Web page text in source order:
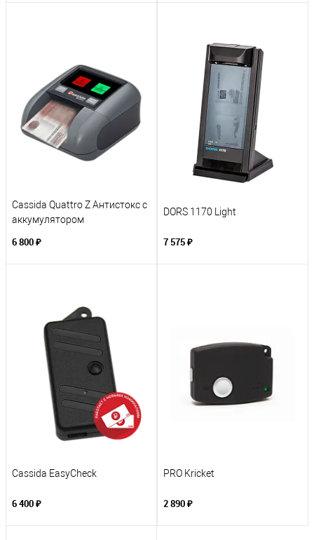
Cassida Quattro Z Антистокс с
аккумулятором
6 800 ₽
DORS 1170 Light
7 575 ₽
Cassida EasyCheck
6 400 ₽
PRO Kricket
2 890 ₽